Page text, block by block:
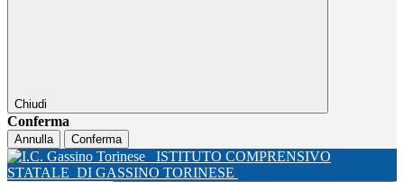
Chiudi
Conferma
Annulla Conferma
ISTITUTO COMPRENSIVO
STATALE DI GASSINO TORINESE